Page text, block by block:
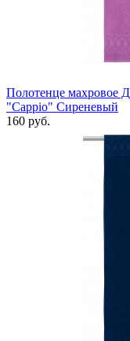
Полотенце махровое
"Cappio" Сиреневый
160 руб.